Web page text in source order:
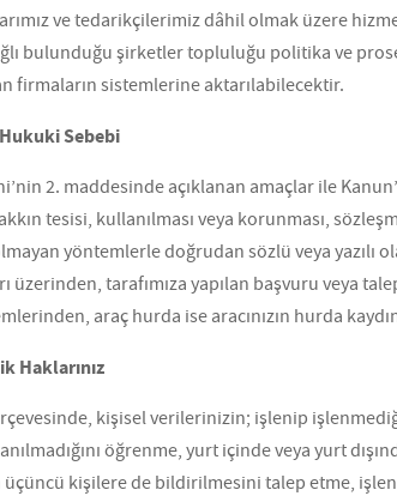
ve tedarikçilerimiz dâhil olmak üzere
bulunduğu şirketler topluluğu politika ve
firmaların sistemlerine aktarılabilecektir.
Sebebi
2. maddesinde açıklanan amaçlar ile
tesisi, kullanılması veya korunması,
yöntemlerle doğrudan sözlü veya
üzerinden, tarafımıza yapılan başvuru veya
araç hurda ise aracınızın hurda
Haklarınız
kişisel verilerinizin; işlenip
öğrenme, yurt içinde veya yurt
üçüncü kişilere de bildirilmesini talep etme,